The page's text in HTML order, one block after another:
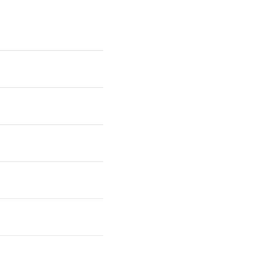
Probepaket selbst
in der Ihr alle
So kannst du es
Uns einfach
desto
den Konfigurator.
Kreativität freien Lauf
Informationen,
Zusätzlich bieten wir
abgeschlossen
WhatsApp